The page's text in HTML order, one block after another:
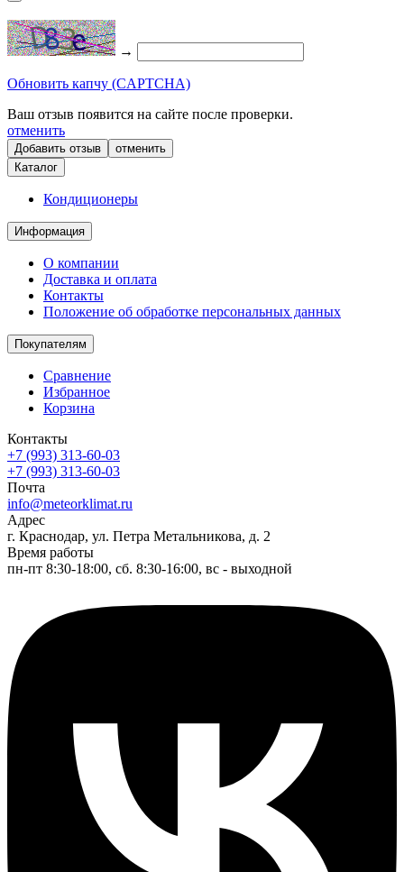
→
Обновить капчу (CAPTCHA)
Ваш отзыв появится на сайте после проверки.
отменить
отменить
Каталог
Кондиционеры
Информация
О компании
Доставка и оплата
Контакты
Положение об обработке персональных данных
Покупателям
Сравнение
Избранное
Корзина
Контакты
+7 (993) 313-60-03
+7 (993) 313-60-03
Почта
info@meteorklimat.ru
Адрес
г. Краснодар, ул. Петра Метальникова, д. 2
Время работы
пн-пт 8:30-18:00, сб. 8:30-16:00, вс - выходной